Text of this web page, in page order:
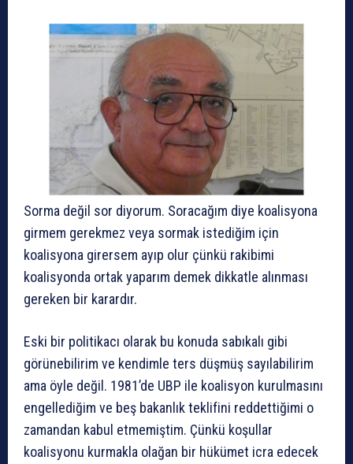
Sorma değil sor diyorum. Soracağım diye koalisyona
girmem gerekmez veya sormak istediğim için
koalisyona girersem ayıp olur çünkü rakibimi
koalisyonda ortak yaparım demek dikkatle alınması
gereken bir karardır.
Eski bir politikacı olarak bu konuda sabıkalı gibi
görünebilirim ve kendimle ters düşmüş sayılabilirim
ama öyle değil. 1981’de UBP ile koalisyon kurulmasını
engellediğim ve beş bakanlık teklifini reddettiğimi o
zamandan kabul etmemiştim. Çünkü koşullar
koalisyonu kurmakla olağan bir hükümet icra edecek